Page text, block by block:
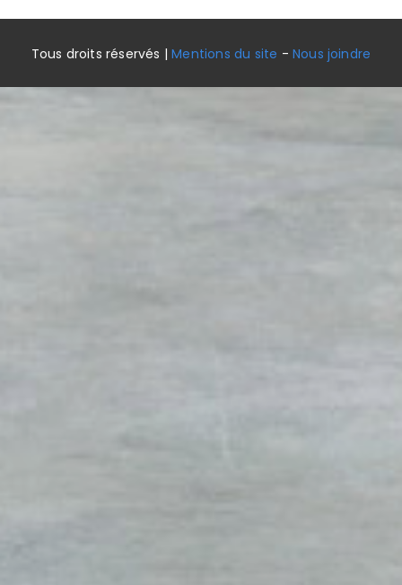
Tous droits réservés |Mentions du site - Nous joindre